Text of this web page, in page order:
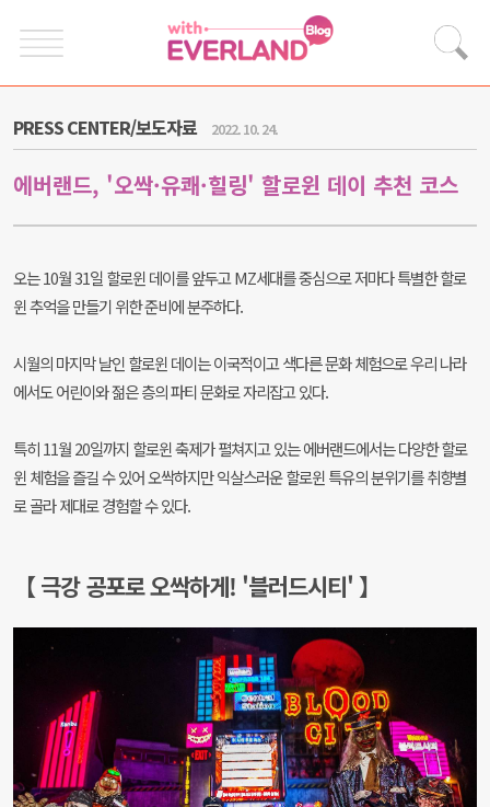
PRESS CENTER/보도자료 2022. 10. 24.
에버랜드, '오싹·유쾌·힐링' 할로윈 데이 추천 코스
오는 10월 31일 할로윈 데이를 앞두고 MZ세대를 중심으로 저마다 특별한 할로
윈 추억을 만들기 위한 준비에 분주하다.
시월의 마지막 날인 할로윈 데이는 이국적이고 색다른 문화 체험으로 우리 나라
에서도 어린이와 젊은 층의 파티 문화로 자리잡고 있다.
특히 11월 20일까지 할로윈 축제가 펼쳐지고 있는 에버랜드에서는 다양한 할로
윈 체험을 즐길 수 있어 오싹하지만 익살스러운 할로윈 특유의 분위기를 취향별
로 골라 제대로 경험할 수 있다.
【 극강 공포로 오싹하게! '블러드시티' 】